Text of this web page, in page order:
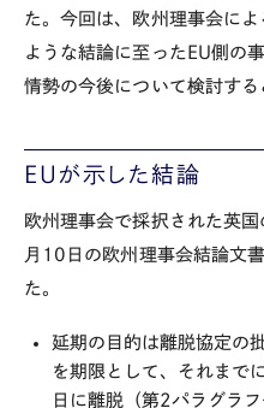
た。今回は、欧州理事会に
ような結論に至ったEU側の
情勢の今後について検討する
EUが示した結論
欧州理事会で採択された英
月10日の欧州理事会結論文
た。
延期の目的は離脱協定の
を期限として、それまで
日に離脱（第2パラグラ